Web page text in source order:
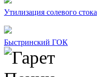
Утилизация солевого стока
Быстринский ГОК